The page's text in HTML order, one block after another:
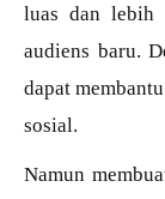
luas dan lebih
audiens baru.
dapat
sosial.
Namun